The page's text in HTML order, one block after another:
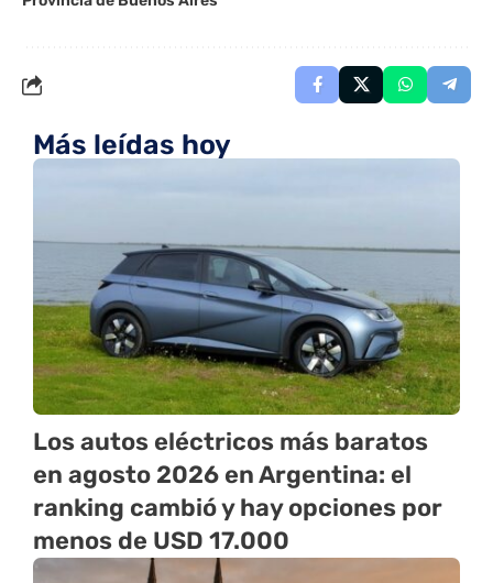
Más leídas hoy
Los autos eléctricos más baratos
en agosto 2026 en Argentina: el
ranking cambió y hay opciones por
menos de USD 17.000